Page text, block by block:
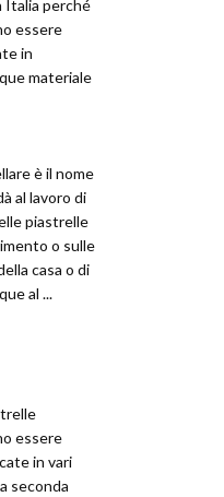
Italia perché
essere
in
materiale
è il nome
al lavoro di
piastrelle
o sulle
casa o di
al ...
essere
in vari
seconda